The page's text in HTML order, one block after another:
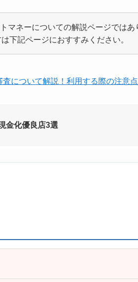
マネーについての解説ページではあ
下記ページにおすすみください。
について解説！利用する際の注意点
金化優良店3選